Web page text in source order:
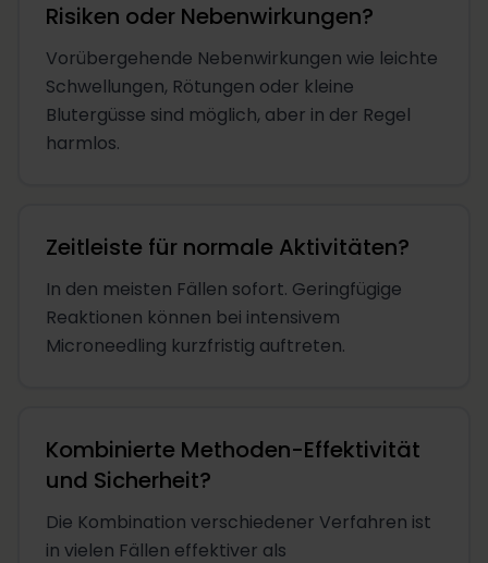
Risiken oder Nebenwirkungen?
Vorübergehende Nebenwirkungen wie leichte
Schwellungen, Rötungen oder kleine
Blutergüsse sind möglich, aber in der Regel
harmlos.
Zeitleiste für normale Aktivitäten?
In den meisten Fällen sofort. Geringfügige
Reaktionen können bei intensivem
Microneedling kurzfristig auftreten.
Kombinierte Methoden-Effektivität
und Sicherheit?
Die Kombination verschiedener Verfahren ist
in vielen Fällen effektiver als